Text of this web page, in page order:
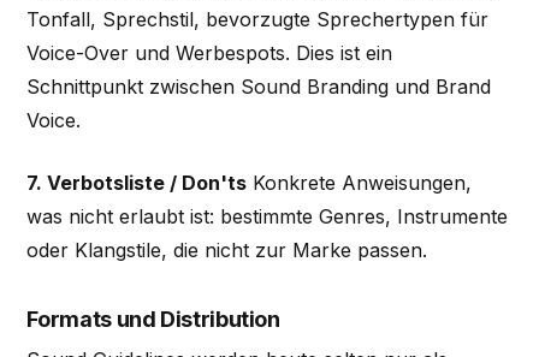
Tonfall, Sprechstil, bevorzugte Sprechertypen für
Voice-Over und Werbespots. Dies ist ein
Schnittpunkt zwischen Sound Branding und Brand
Voice.
7. Verbotsliste / Don'ts Konkrete Anweisungen,
was nicht erlaubt ist: bestimmte Genres, Instrumente
oder Klangstile, die nicht zur Marke passen.
Formats und Distribution